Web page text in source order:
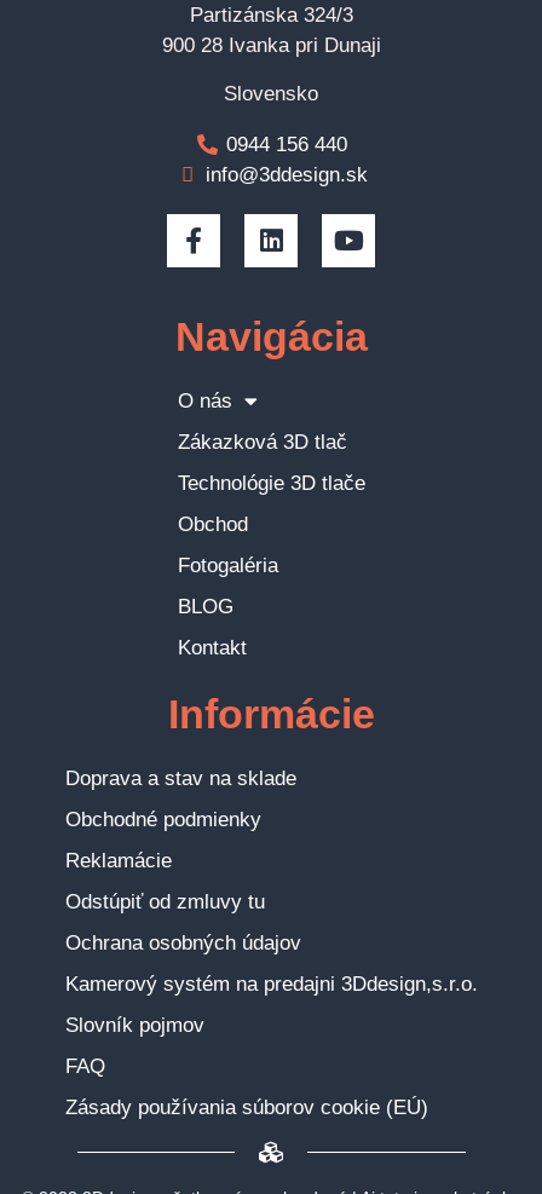
Partizánska 324/3
900 28 Ivanka pri Dunaji
Slovensko
0944 156 440
info@3ddesign.sk
Navigácia
O nás
Zákazková 3D tlač
Technológie 3D tlače
Obchod
Fotogaléria
BLOG
Kontakt
Informácie
Doprava a stav na sklade
Obchodné podmienky
Reklamácie
Odstúpiť od zmluvy tu
Ochrana osobných údajov
Kamerový systém na predajni 3Ddesign,s.r.o.
Slovník pojmov
FAQ
Zásady používania súborov cookie (EÚ)